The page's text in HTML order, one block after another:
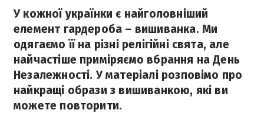
У кожної українки є найголовніший
елемент гардероба – вишиванка. Ми
одягаємо її на різні релігійні свята, але
найчастіше приміряємо вбрання на День
Незалежності. У матеріалі розповімо про
найкращі образи з вишиванкою, які ви
можете повторити.